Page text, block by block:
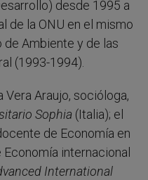
desde 1995 a
de la ONU en el mismo
Ambiente y de las
(1993-1994).
Araujo, socióloga,
Sophia (Italia); el
de Economía en
Economía internacional
International